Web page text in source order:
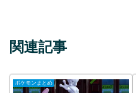
関連記事
ポケモンまとめ